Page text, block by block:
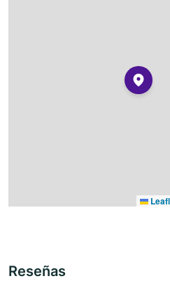
Reseñas